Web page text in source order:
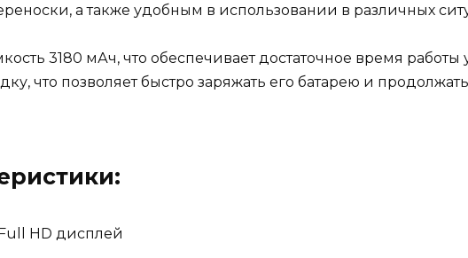
а также удобным в использовании в различных
3180 мАч, что обеспечивает достаточное время работы
что позволяет быстро заряжать его батарею и
HD дисплей